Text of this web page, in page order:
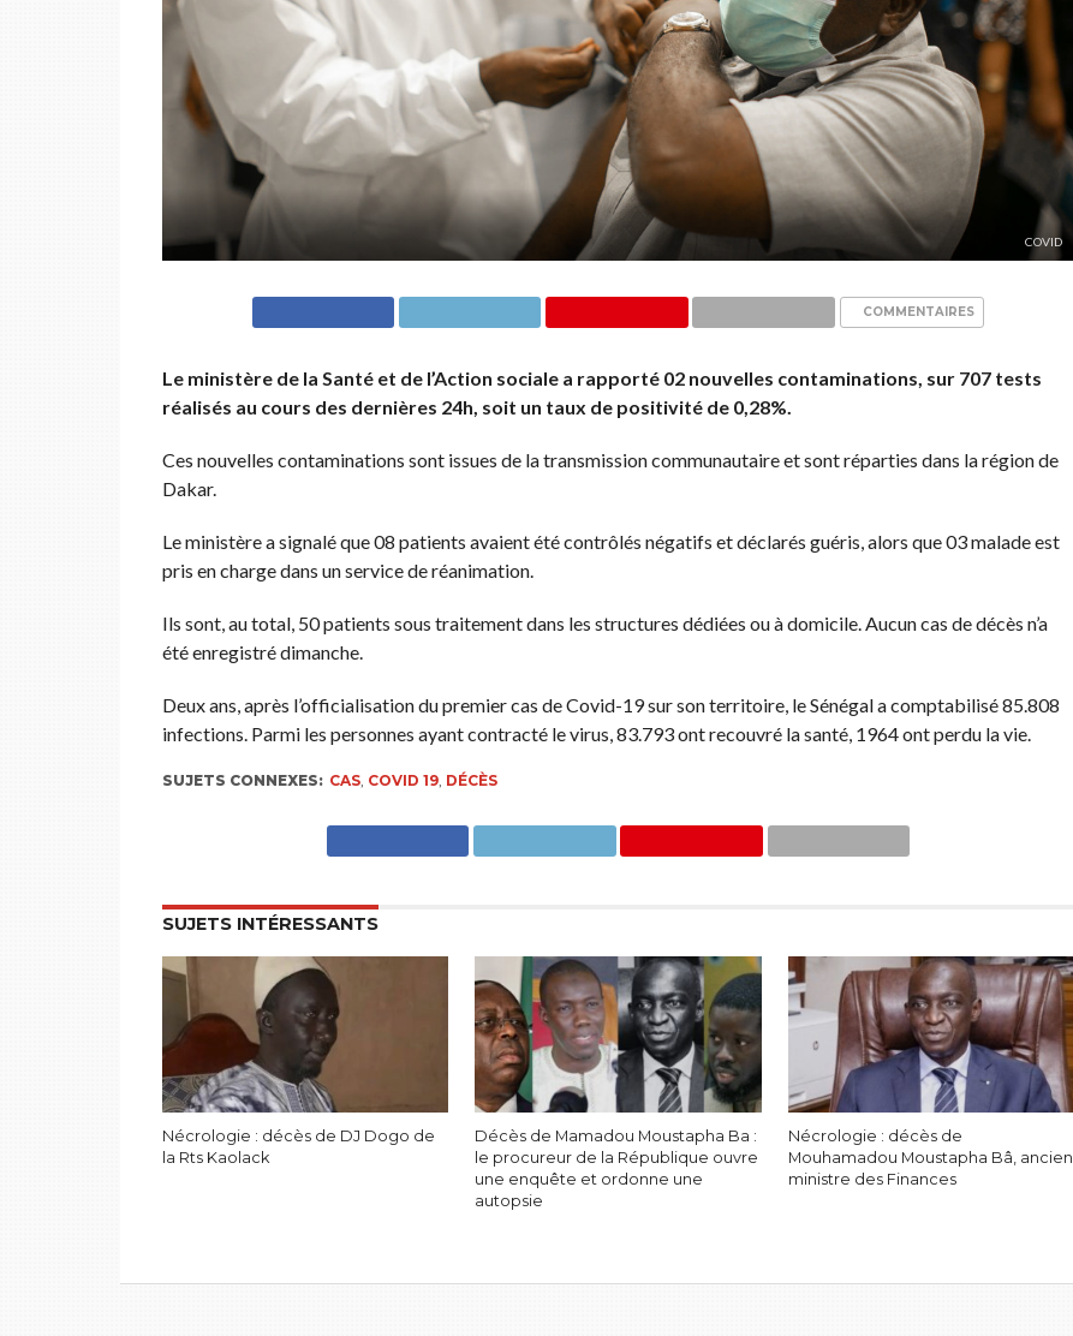
COVID
COMMENTAIRES
Le ministère de la Santé et de l’Action sociale a rapporté 02 nouvelles contaminations, sur 707 tests
réalisés au cours des dernières 24h, soit un taux de positivité de 0,28%.
Ces nouvelles contaminations sont issues de la transmission communautaire et sont réparties dans la région de
Dakar.
Le ministère a signalé que 08 patients avaient été contrôlés négatifs et déclarés guéris, alors que 03 malade est
pris en charge dans un service de réanimation.
Ils sont, au total, 50 patients sous traitement dans les structures dédiées ou à domicile. Aucun cas de décès n’a
été enregistré dimanche.
Deux ans, après l’officialisation du premier cas de Covid-19 sur son territoire, le Sénégal a comptabilisé 85.808
infections. Parmi les personnes ayant contracté le virus, 83.793 ont recouvré la santé, 1964 ont perdu la vie.
SUJETS CONNEXES: CAS, COVID 19, DÉCÈS
SUJETS INTÉRESSANTS
Nécrologie : décès de DJ Dogo de
la Rts Kaolack
Décès de Mamadou Moustapha Ba :
le procureur de la République ouvre
une enquête et ordonne une
autopsie
Nécrologie : décès de
Mouhamadou Moustapha Bâ, ancien
ministre des Finances